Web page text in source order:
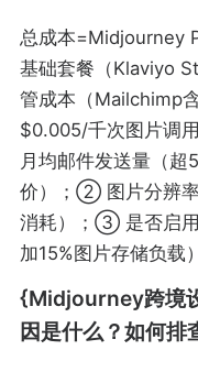
总成本=Midjourney
基础套餐（Klaviyo
管成本（Mailchimp
$0.005/千次图片调
月均邮件发送量（
价）；② 图片分辨
消耗）；③ 是否启
加15%图片存储负载
{Midjourney跨境
因是什么？如何排